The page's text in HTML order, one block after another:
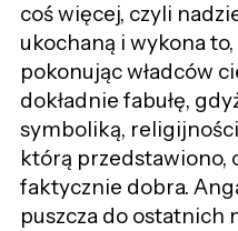
coś więcej, czyli
ukochaną i wykona
pokonując władców
dokładnie fabułę,
symboliką,
którą przedstawiono,
faktycznie dobra.
puszcza do ostatnich